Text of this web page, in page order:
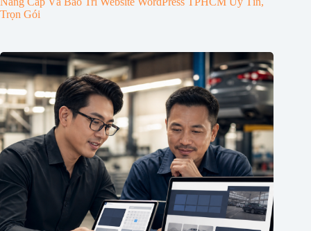
Trọn Gói